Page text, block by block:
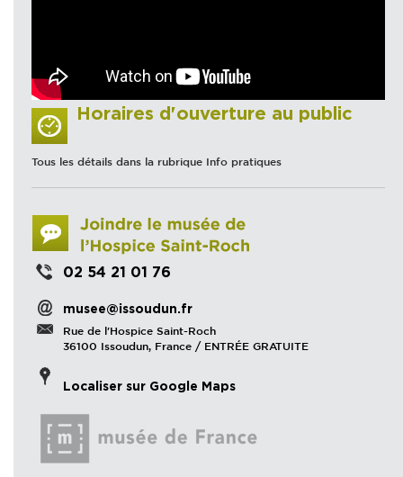
Horaires d'ouverture au public
Tous les détails dans la rubrique Info pratiques
02 54 21 01 76
musee@issoudun.fr
Rue de l'Hospice Saint-Roch
36100 Issoudun, France / ENTRÉE GRATUITE
Localiser sur Google Maps